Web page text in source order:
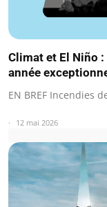
Climat et El Niño
année
EN BREF Incendies
12 mai 2026